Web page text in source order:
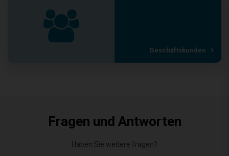
Geschäftskunden
Fragen und Antworten
Haben Sie weitere fragen?